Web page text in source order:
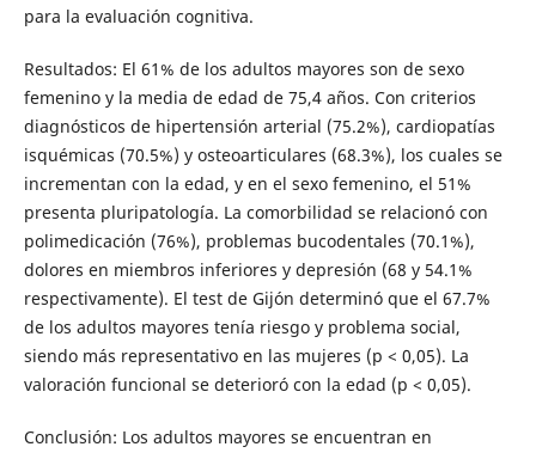
para la evaluación cognitiva.
Resultados: El 61% de los adultos mayores son de sexo
femenino y la media de edad de 75,4 años. Con criterios
diagnósticos de hipertensión arterial (75.2%), cardiopatías
isquémicas (70.5%) y osteoarticulares (68.3%), los cuales se
incrementan con la edad, y en el sexo femenino, el 51%
presenta pluripatología. La comorbilidad se relacionó con
polimedicación (76%), problemas bucodentales (70.1%),
dolores en miembros inferiores y depresión (68 y 54.1%
respectivamente). El test de Gijón determinó que el 67.7%
de los adultos mayores tenía riesgo y problema social,
siendo más representativo en las mujeres (p < 0,05). La
valoración funcional se deterioró con la edad (p < 0,05).
Conclusión: Los adultos mayores se encuentran en